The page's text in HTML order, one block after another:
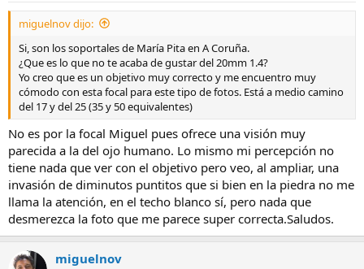
miguelnov dijo:
Si, son los soportales de María Pita en A Coruña.
¿Que es lo que no te acaba de gustar del 20mm 1.4?
Yo creo que es un objetivo muy correcto y me encuentro muy
cómodo con esta focal para este tipo de fotos. Está a medio camino
del 17 y del 25 (35 y 50 equivalentes)
No es por la focal Miguel pues ofrece una visión muy
parecida a la del ojo humano. Lo mismo mi percepción no
tiene nada que ver con el objetivo pero veo, al ampliar, una
invasión de diminutos puntitos que si bien en la piedra no me
llama la atención, en el techo blanco sí, pero nada que
desmerezca la foto que me parece super correcta.Saludos.
miguelnov